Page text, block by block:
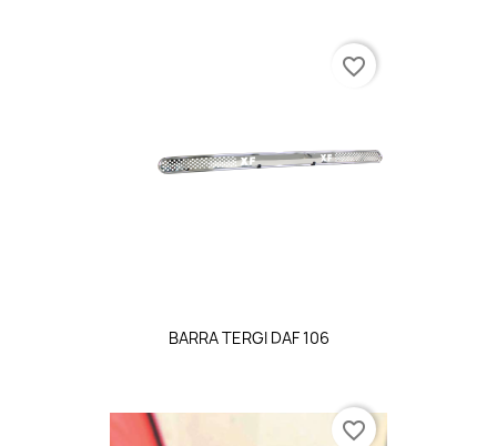
BARRA TERGI DAF 106
favorite_border
favorite_border